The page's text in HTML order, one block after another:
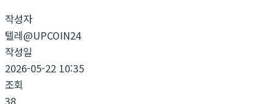
작성자
텔레@UPCOIN24
작성일
2026-05-22 10:35
조회
38